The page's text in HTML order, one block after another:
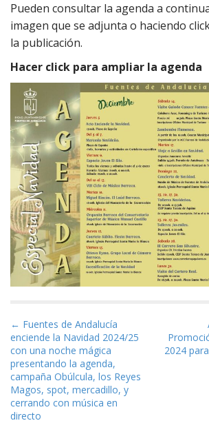
Pueden consultar la agenda a
imagen que se adjunta o haciendo
la publicación.
Hacer click para ampliar la agenda
Navegación de entradas
← Fuentes de Andalucía
enciende la Navidad 2024/25
con una noche mágica
presentando la agenda,
campaña Obúlcula, los Reyes
Magos, spot, mercadillo, y
cerrando con música en
directo
2024